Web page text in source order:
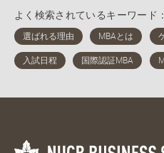
よく検索されているキーワード：